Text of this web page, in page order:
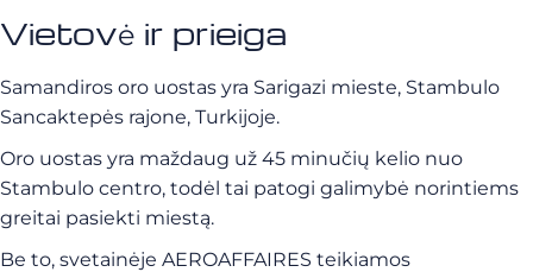
Vietovė ir prieiga
Samandiros oro uostas yra Sarigazi mieste, Stambulo
Sancaktepės rajone, Turkijoje.
Oro uostas yra maždaug už 45 minučių kelio nuo
Stambulo centro, todėl tai patogi galimybė norintiems
greitai pasiekti miestą.
Be to, svetainėje AEROAFFAIRES teikiamos